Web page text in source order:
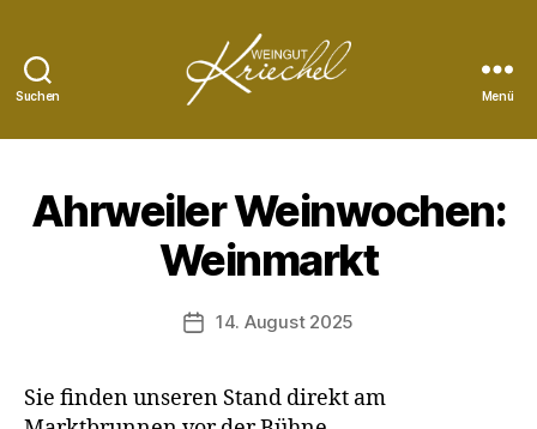
Suchen
Peter
Menü
Ahrweiler Weinwochen:
Weinmarkt
Veröffentlichungsdatum
14. August 2025
Sie finden unseren Stand direkt am